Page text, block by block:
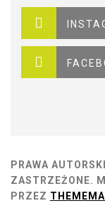
PRAWA
ZASTRZEŻONE.
PRZEZ